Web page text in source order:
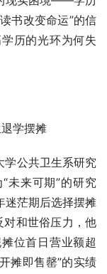
书改变命运”的信
历的光环为何失
究生退学摆摊
学公共卫生系研究
未来可期”的研究
迷茫期后选择摆摊
对和世俗压力，他
位首日营业额超
摊即售罄”的实绩